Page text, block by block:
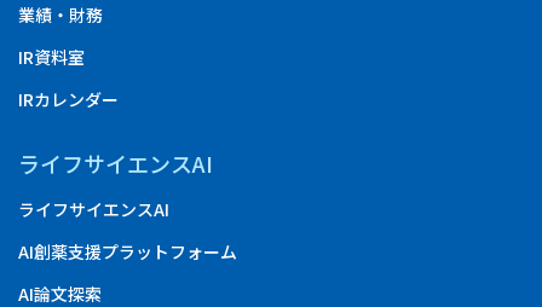
業績・財務
IR資料室
IRカレンダー
ライフサイエンスAI
ライフサイエンスAI
AI創薬支援プラットフォーム
AI論文探索